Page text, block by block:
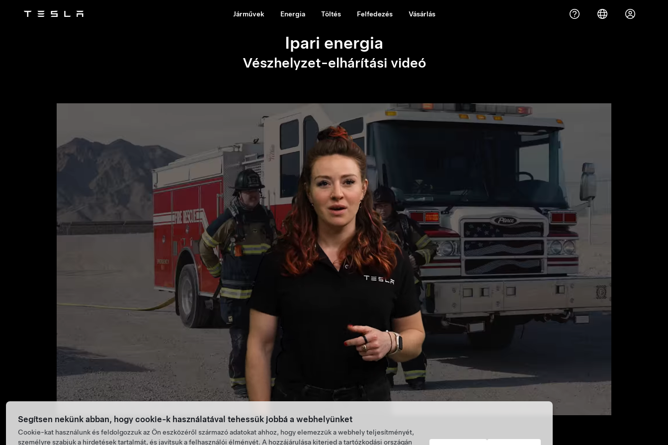
Tesla Járművek Energia Töltés Felfedezés Vásárlás
Ipari energia
Vészhelyzet-elhárítási videó
Segítsen nekünk abban, hogy cookie-k használatával tehessük jobbá a webhelyünket
Cookie-kat használunk és feldolgozzuk az Ön eszközéről származó adatokat ahhoz, hogy elemezzük a webhely teljesítményét,
személyre szabjuk a hirdetések tartalmát, és javítsuk a felhasználói élményét. A hozzájárulása kiterjed a tartózkodási országán